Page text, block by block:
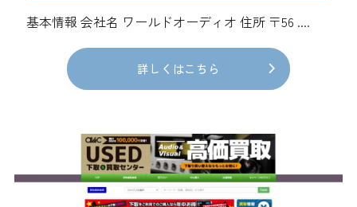
基本情報 会社名 ワールドオーディオ 住所 〒56 ....
詳しくはこちら